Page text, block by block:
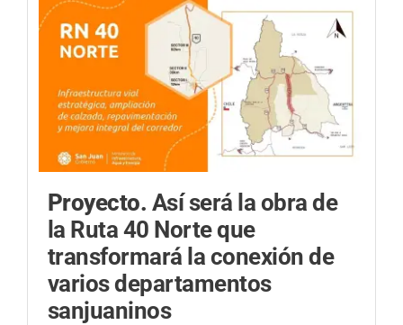
Proyecto. Así será la obra de
la Ruta 40 Norte que
transformará la conexión de
varios departamentos
sanjuaninos